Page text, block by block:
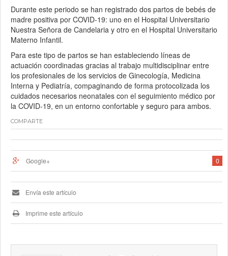
Durante este periodo se han registrado dos partos de bebés de
madre positiva por COVID-19: uno en el Hospital Universitario
Nuestra Señora de Candelaria y otro en el Hospital Universitario
Materno Infantil.
Para este tipo de partos se han estableciendo líneas de
actuación coordinadas gracias al trabajo multidisciplinar entre
los profesionales de los servicios de Ginecología, Medicina
Interna y Pediatría, compaginando de forma protocolizada los
cuidados necesarios neonatales con el seguimiento médico por
la COVID-19, en un entorno confortable y seguro para ambos.
COMPARTE
0
Google+
Envía este artículo
Imprime este artículo